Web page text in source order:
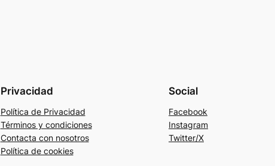
Privacidad
Política de Privacidad
Términos y condiciones
Contacta con nosotros
Política de cookies
Social
Facebook
Instagram
Twitter/X